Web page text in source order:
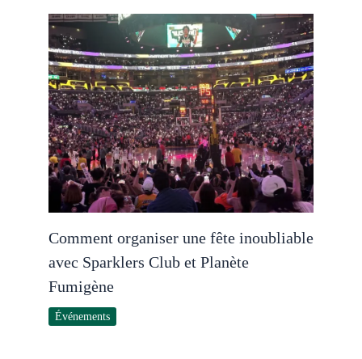
Comment organiser une fête inoubliable
avec Sparklers Club et Planète
Fumigène
Événements